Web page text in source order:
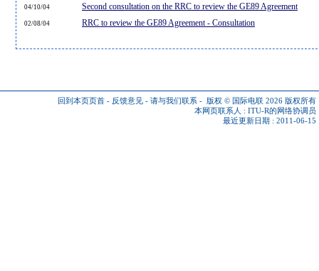
04/10/04 Second consultation on the RRC to review the GE89 Agreement
02/08/04 RRC to review the GE89 Agreement - Consultation
回到本页页首 - 反馈意见 - 请与我们联系 - 版权 © 国际电联 2026 版权所有
本网页联系人 : ITU-R的网络协调员
最近更新日期 : 2011-06-15